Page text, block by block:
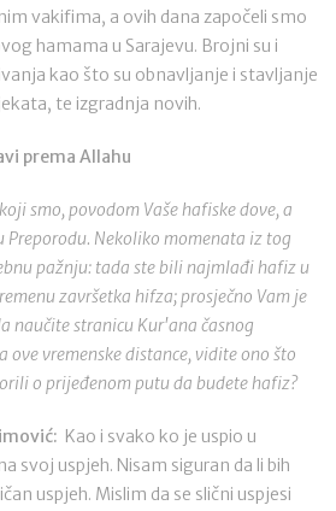
vakifima, a ovih dana započeli smo
hamama u Sarajevu. Brojni su i
kao što su obnavljanje i stavljanje
te izgradnja novih.
prema Allahu
smo, povodom Vaše hafiske dove, a
Nekoliko momenata iz tog
pažnju: tada ste bili najmlađi hafiz u
završetka hifza; prosječno Vam je
naučite stranicu Kur'ana časnog
ove vremenske distance, vidite ono što
o prijeđenom putu da budete hafiz?
Kao i svako ko je uspio u
svoj uspjeh. Nisam siguran da li bih
uspjeh. Mislim da se slični uspjesi